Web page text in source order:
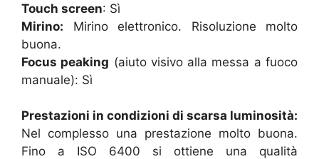
Touch screen: Sì
Mirino: Mirino elettronico. Risoluzione molto
buona.
Focus peaking (aiuto visivo alla messa a fuoco
manuale): Sì
Prestazioni in condizioni di scarsa luminosità:
Nel complesso una prestazione molto buona.
Fino a ISO 6400 si ottiene una qualità